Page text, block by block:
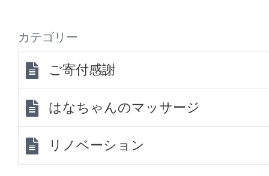
カテゴリー
ご寄付感謝
はなちゃんのマッサージ
リノベーション